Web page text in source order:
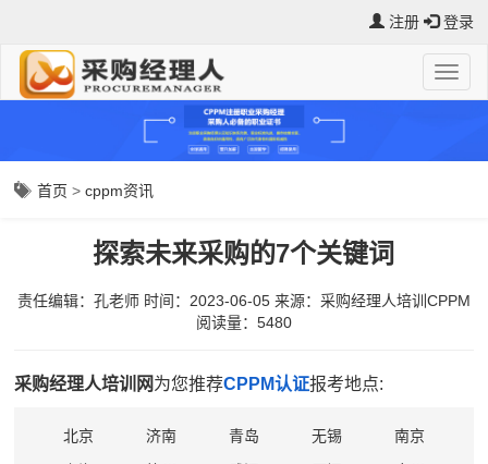
注册 登录
首页 >cppm资讯
探索未来采购的7个关键词
责任编辑：孔老师 时间：2023-06-05 来源： 采购经理人培训CPPM
阅读量：5480
采购经理人培训网为您推荐CPPM认证报考地点:
北京 济南 青岛 无锡
南京